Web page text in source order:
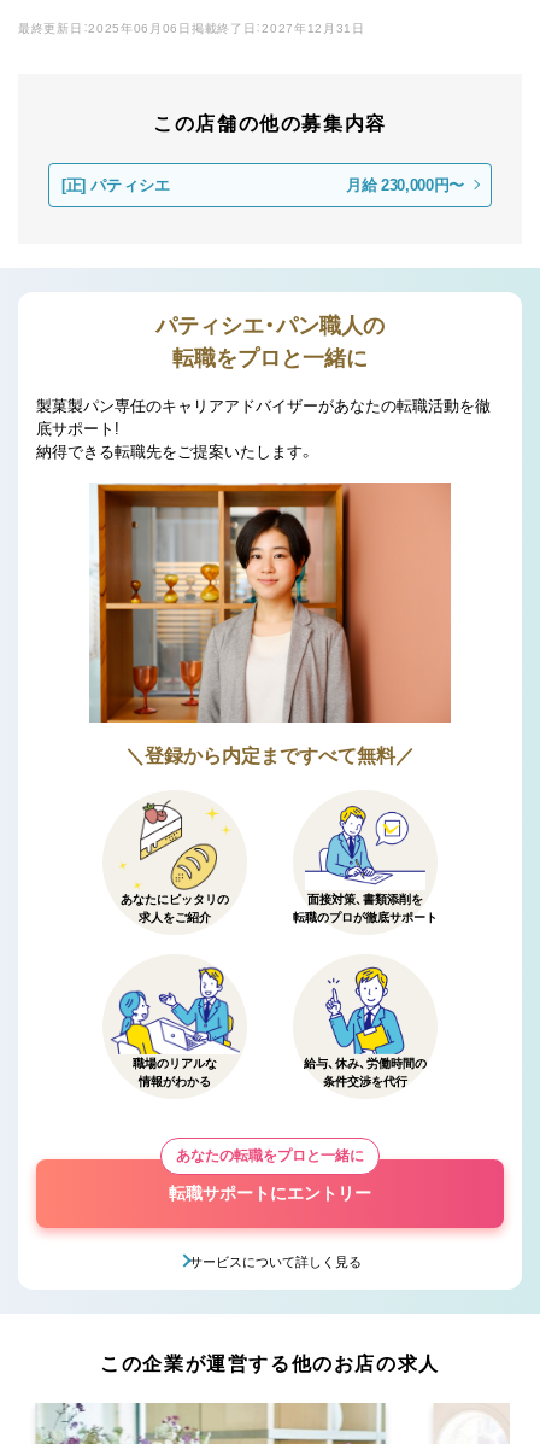
最終更新日：2025年06月06日 掲載終了日：2027年12月31日
この店舗の他の募集内容
[正] パティシエ 月給 230,000円〜
パティシエ・パン職人の
転職をプロと一緒に
製菓製パン専任のキャリアアドバイザーがあなたの転職活動を徹
底サポート!
納得できる転職先をご提案いたします。
＼登録から内定まですべて無料／
あなたにピッタリの
求人をご紹介
面接対策、書類添削を
転職のプロが徹底サポート
職場のリアルな
情報がわかる
給与、休み、労働時間の
条件交渉を代行
あなたの転職をプロと一緒に
転職サポートにエントリー
サービスについて詳しく見る
この企業が運営する他のお店の求人